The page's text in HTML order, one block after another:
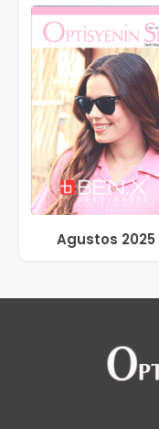
Agustos 2025